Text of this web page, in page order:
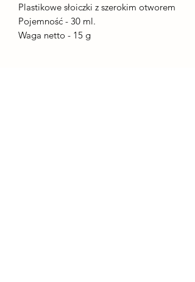
Plastikowe słoiczki z szerokim otworem
Pojemność - 30 ml.
Waga netto - 15 g